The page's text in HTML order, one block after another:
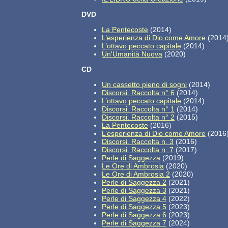
DVD
La Pentecoste (2014)
L’esperienza di Dio come Amore
L’ottavo peccato capitale (2014)
Un'Umanità Nuova (2020)
CD
Un cassetto pieno di sogni (2014)
Discorsi. Raccolta n° 6 (2014)
L’ottavo peccato capitale (2014)
Discorsi. Raccolta n° 1 (2014)
Discorsi. Raccolta n° 2 (2015)
La Pentecoste (2016)
L’esperienza di Dio come Amore
Discorsi. Raccolta n. 3 (2016)
Discorsi. Raccolta n. 7 (2017)
Perle di Saggezza (2019)
Le Ore di Ambrosia (2020)
Le Ore di Ambrosia 2 (2020)
Perle di Saggezza 2 (2021)
Perle di Saggezza 3 (2021)
Perle di Saggezza 4 (2022)
Perle di Saggezza 5 (2023)
Perle di Saggezza 6 (2023)
Perle di Saggezza 7 (2024)